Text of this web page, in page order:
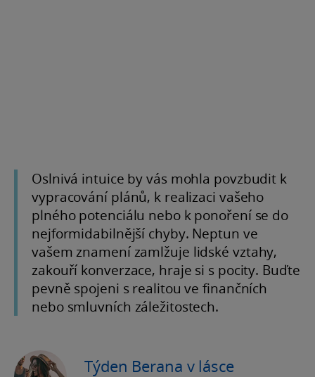
Oslnivá intuice by vás mohla povzbudit k
vypracování plánů, k realizaci vašeho
plného potenciálu nebo k ponoření se do
nejformidabilnější chyby. Neptun ve
vašem znamení zamlžuje lidské vztahy,
zakouří konverzace, hraje si s pocity. Buďte
pevně spojeni s realitou ve finančních
nebo smluvních záležitostech.
Týden Berana v lásce